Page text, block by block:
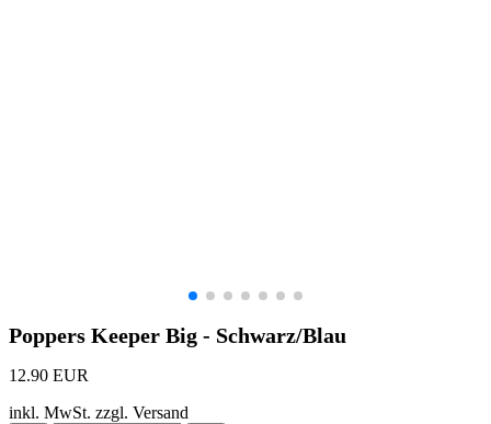
Poppers Keeper Big - Schwarz/Blau
12.90 EUR
inkl. MwSt. zzgl. Versand